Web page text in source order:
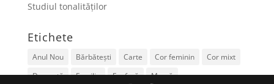
Studiul tonalităților
Etichete
Anul Nou Bărbătești Carte Cor feminin
Cor mixt
De nuntă
Familie Fanfară Mamă